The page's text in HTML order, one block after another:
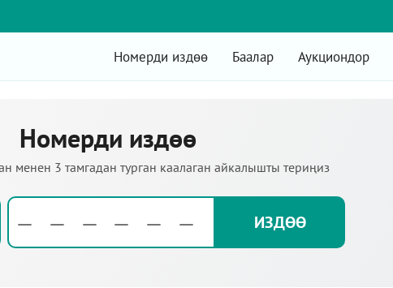
Номерди издөө Баалар Аукциондор
Номерди издөө
менен 3 тамгадан турган каалаган айкалышты териңиз